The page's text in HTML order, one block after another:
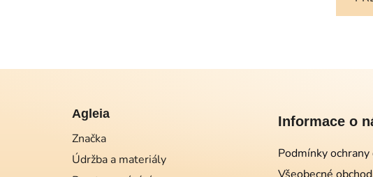
Agleia
Značka
Údržba a materiály
Informace o
Podmínky